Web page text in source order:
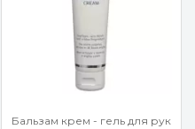
Бальзам крем - гель для рук